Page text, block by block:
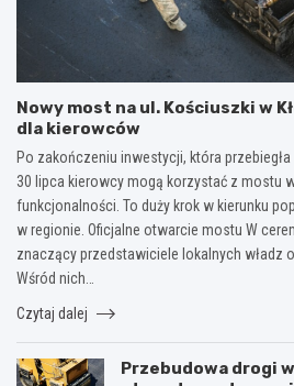
Nowy most na ul. Kościuszki w
dla kierowców
Po zakończeniu inwestycji, która
30 lipca kierowcy mogą korzystać z mostu
funkcjonalności. To duży krok w kierunku
w regionie. Oficjalne otwarcie mostu W
znaczący przedstawiciele lokalnych władz
Wśród nich…
Czytaj dalej
Przebudowa drogi